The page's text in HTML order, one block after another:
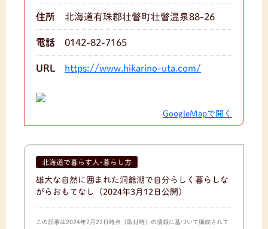
住所 北海道有珠郡壮瞥町壮瞥温泉88-26
電話 0142-82-7165
URL https://www.hikarino-uta.com/
GoogleMapで開く
北海道で暮らす人･暮らし方
雄大な自然に囲まれた洞爺湖で自分らしく暮らしな
がらおもてなし
（2024年3月12日公開）
この記事は2024年2月22日時点（取材時）の情報に基づいて構成されて